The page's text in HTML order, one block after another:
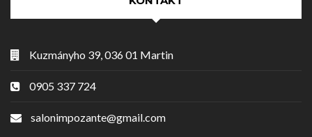
Kuzmányho 39, 036 01 Martin
0905 337 724
salonimpozante@gmail.com